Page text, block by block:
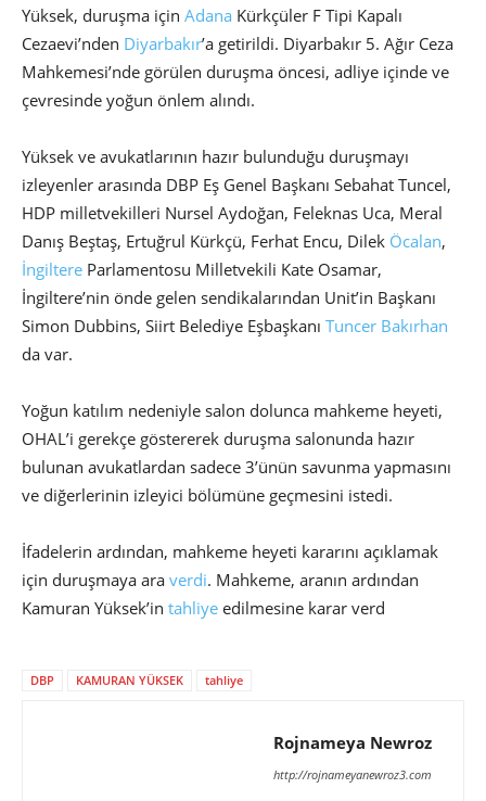
Yüksek, duruşma için Adana Kürkçüler F Tipi Kapalı
Cezaevi’nden Diyarbakır’a getirildi. Diyarbakır 5. Ağır Ceza
Mahkemesi’nde görülen duruşma öncesi, adliye içinde ve
çevresinde yoğun önlem alındı.
Yüksek ve avukatlarının hazır bulunduğu duruşmayı
izleyenler arasında DBP Eş Genel Başkanı Sebahat Tuncel,
HDP milletvekilleri Nursel Aydoğan, Feleknas Uca, Meral
Danış Beştaş, Ertuğrul Kürkçü, Ferhat Encu, Dilek Öcalan,
İngiltere Parlamentosu Milletvekili Kate Osamar,
İngiltere’nin önde gelen sendikalarından Unit’in Başkanı
Simon Dubbins, Siirt Belediye Eşbaşkanı Tuncer Bakırhan
da var.
Yoğun katılım nedeniyle salon dolunca mahkeme heyeti,
OHAL’i gerekçe göstererek duruşma salonunda hazır
bulunan avukatlardan sadece 3’ünün savunma yapmasını
ve diğerlerinin izleyici bölümüne geçmesini istedi.
İfadelerin ardından, mahkeme heyeti kararını açıklamak
için duruşmaya ara verdi. Mahkeme, aranın ardından
Kamuran Yüksek’in tahliye edilmesine karar verd
DBP KAMURAN YÜKSEK tahliye
Rojnameya Newroz
http://rojnameyanewroz3.com